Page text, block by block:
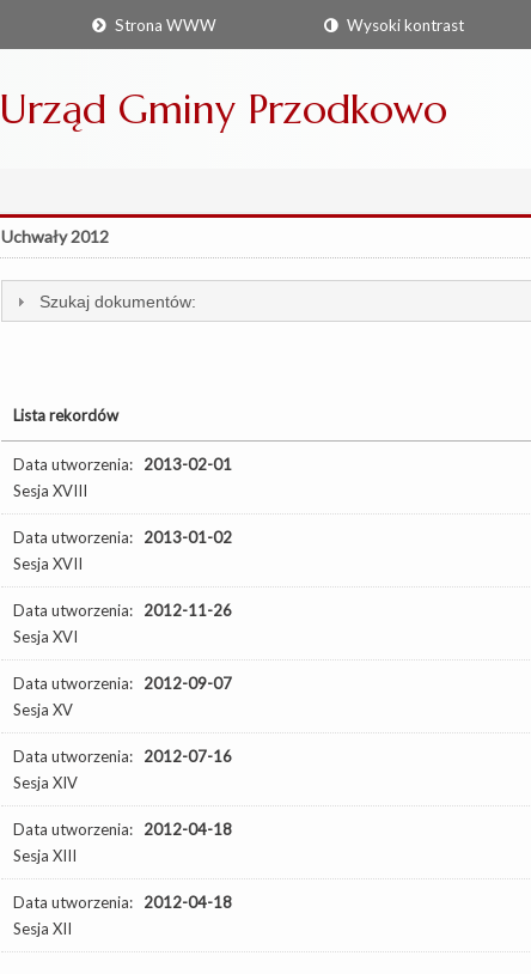
Strona WWW Wysoki kontrast
Urząd Gminy Przodkowo
Uchwały 2012
Szukaj dokumentów:
Lista rekordów
Data utworzenia: 2013-02-01
Sesja XVIII
Data utworzenia: 2013-01-02
Sesja XVII
Data utworzenia: 2012-11-26
Sesja XVI
Data utworzenia: 2012-09-07
Sesja XV
Data utworzenia: 2012-07-16
Sesja XIV
Data utworzenia: 2012-04-18
Sesja XIII
Data utworzenia: 2012-04-18
Sesja XII